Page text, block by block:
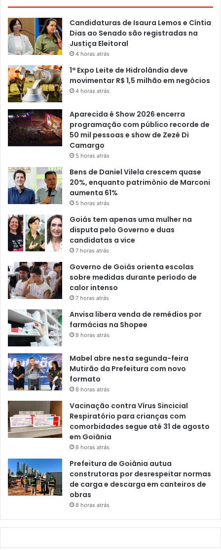
Candidaturas de Isaura Lemos e Cíntia
Dias ao Senado são registradas na
Justiça Eleitoral
4 horas atrás
1ª Expo Leite de Hidrolândia deve
movimentar R$ 1,5 milhão em negócios
4 horas atrás
Aparecida é Show 2026 encerra
programação com público recorde de
50 mil pessoas e show de Zezé Di
Camargo
5 horas atrás
Bens de Daniel Vilela crescem quase
20%, enquanto patrimônio de Marconi
aumenta 61%
5 horas atrás
Goiás tem apenas uma mulher na
disputa pelo Governo e duas
candidatas a vice
7 horas atrás
Governo de Goiás orienta escolas
sobre medidas durante período de
calor intenso
7 horas atrás
Anvisa libera venda de remédios por
farmácias na Shopee
8 horas atrás
Mabel abre nesta segunda-feira
Mutirão da Prefeitura com novo
formato
8 horas atrás
Vacinação contra Vírus Sincicial
Respiratório para crianças com
comorbidades segue até 31 de agosto
em Goiânia
8 horas atrás
Prefeitura de Goiânia autua
construtoras por desrespeitar normas
de carga e descarga em canteiros de
obras
8 horas atrás